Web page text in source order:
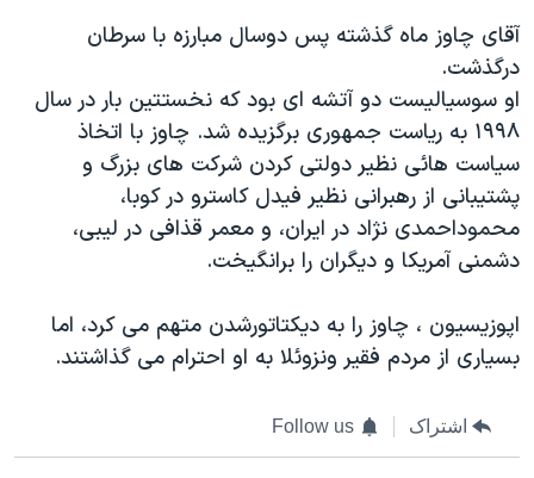
آقای چاوز ماه گذشته پس دوسال مبارزه با سرطان
درگذشت.
او سوسیالیست دو آتشه ای بود که نخستتین بار در سال
۱۹۹۸ به ریاست جمهوری برگزیده شد. چاوز با اتخاذ
سیاست هائی نظیر دولتی کردن شرکت های بزرگ و
پشتیبانی از رهبرانی نظیر فیدل کاسترو در کوبا،
محموداحمدی نژاد در ایران، و معمر قذافی در لیبی،
دشمنی آمریکا و دیگران را برانگیخت.
اپوزیسیون ، چاوز را به دیکتاتورشدن متهم می کرد، اما
بسیاری از مردم فقیر ونزوئلا به او احترام می گذاشتند.
اشتراک Follow us